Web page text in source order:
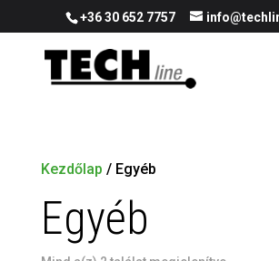
+36 30 652 7757
Kezdőlap / Egyéb
Egyéb